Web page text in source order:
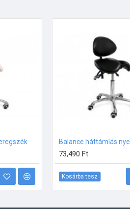
73,490 Ft
Kosárba tesz